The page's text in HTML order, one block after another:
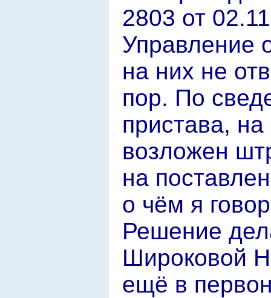
2803 от
Управление
на них не
пор. По
пристава,
возложен
на
о чём я
Решение
Широковой
ещё в